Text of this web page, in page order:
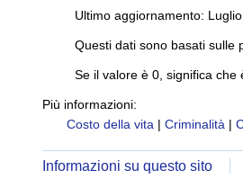
Ultimo aggiornamento:
Questi dati sono basati sulle
Se il valore è 0, significa che
Più informazioni:
Costo della vita | Criminalità |
Informazioni su questo sito